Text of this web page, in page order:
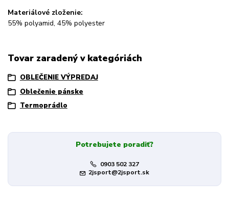
Materiálové zloženie:
55% polyamid, 45% polyester
Tovar zaradený v kategóriách
OBLEČENIE VÝPREDAJ
Oblečenie pánske
Termoprádlo
Potrebujete poradiť?
0903 502 327
2jsport@2jsport.sk